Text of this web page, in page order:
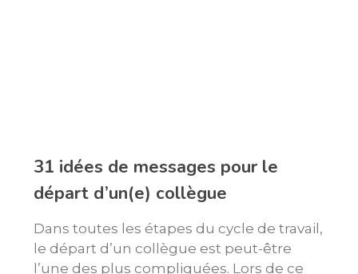
31 idées de messages pour le
départ d’un(e) collègue
Dans toutes les étapes du cycle de travail,
le départ d’un collègue est peut-être
l’une des plus compliquées. Lors de ce